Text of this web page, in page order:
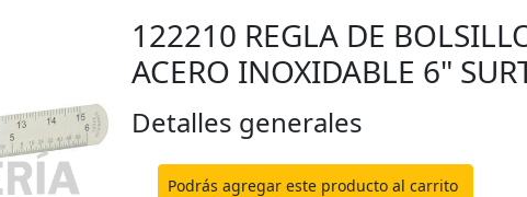
122210 REGLA DE
ACERO INOXIDABLE 6"
Detalles generales
Podrás agregar este producto al carrito